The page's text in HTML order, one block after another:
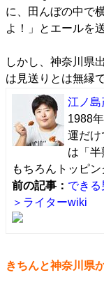
に、田んぼの中で
よ！」とエールを
しかし、神奈川県
は見送りとは無縁
江ノ島
1988
運だけ
は「半
もちろんトッピン
前の記事： でき
＞ライターwiki
きちんと神奈川県